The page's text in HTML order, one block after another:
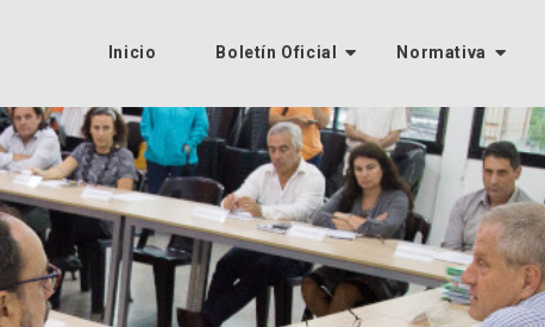
Inicio Boletín Oficial Normativa